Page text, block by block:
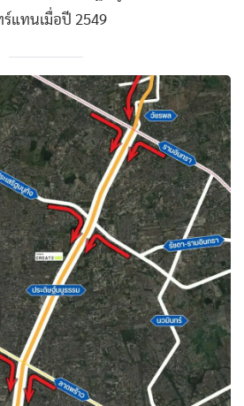
แทนเมื่อปี 2549